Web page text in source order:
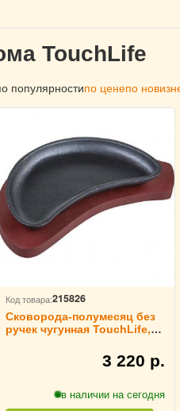
TouchLife
популярностипо ценепо
Код товара:215826
Сковорода-полумесяц без
ручек чугунная TouchLife,
3 220 р.
в наличии на сегодня